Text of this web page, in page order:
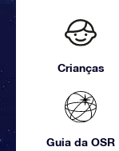
Crianças
Guia da OSR